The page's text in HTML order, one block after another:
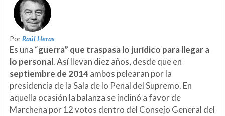
PorRaúl Heras
Es una “guerra” que traspasa lo jurídico para llegar a
lo personal. Así llevan diez años, desde que en
septiembre de 2014ambos pelearan por la
presidencia de la Sala de lo Penal del Supremo. En
aquella ocasión la balanza se inclinó a favor de
Marchena por 12 votos dentro del Consejo General del